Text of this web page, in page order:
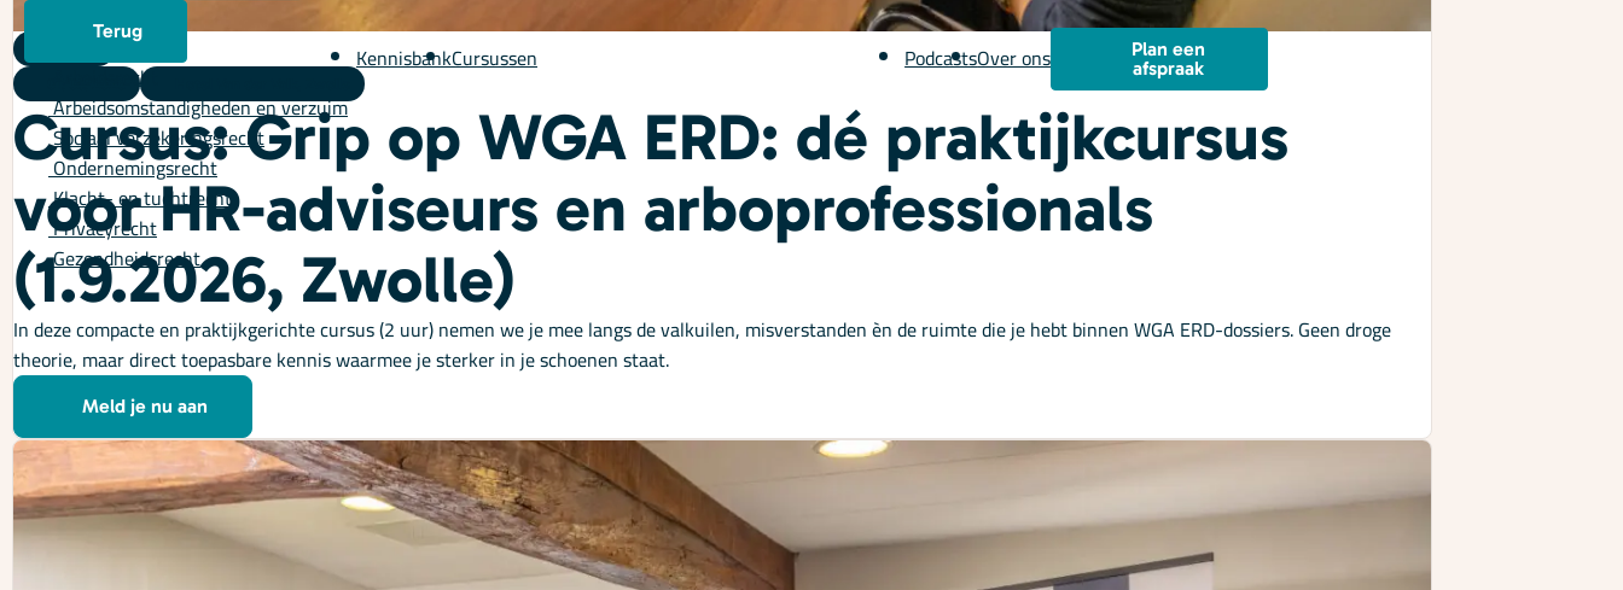
Terug
Arbeidsrecht
Arbeidsomstandigheden en verzuim
Sociaal verzekeringsrecht
Ondernemingsrecht
Klacht- en tuchtrecht
Privacyrecht
Gezondheidsrecht
KennisbankCursussen PodcastsOver ons
Plan een
afspraak
Cursus: Grip op WGA ERD: dé praktijkcursus
voor HR-adviseurs en arboprofessionals
(1.9.2026, Zwolle)
In deze compacte en praktijkgerichte cursus (2 uur) nemen we je mee langs de valkuilen, misverstanden èn de ruimte die je hebt binnen WGA ERD-dossiers. Geen droge
theorie, maar direct toepasbare kennis waarmee je sterker in je schoenen staat.
Meld je nu aan